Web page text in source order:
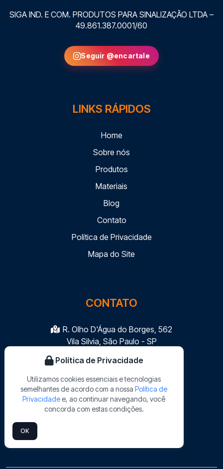
SIGA IND. E COM. PRODUTOS PARA SINALIZAÇÃO LTDA –
49.861.387.0001/60
Seguir @encartale
LINKS RÁPIDOS
Home
Sobre nós
Produtos
Materiais
Blog
Contato
Política de Privacidade
Mapa do Site
CONTATO
R. Olho D'Água do Borges, 562
Vila Silvia, São Paulo - SP
sac@sigasinalizacao.com.br
(11) 3103-9099
Eline (11) 91122-2399
Teresa (11) 96023-2611
Política de Privacidade
Utilizamos cookies essenciais e tecnologias
semelhantes de acordo com a nossaPolítica de
Privacidade e, ao continuar navegando, você
concorda com estas condições.
OK